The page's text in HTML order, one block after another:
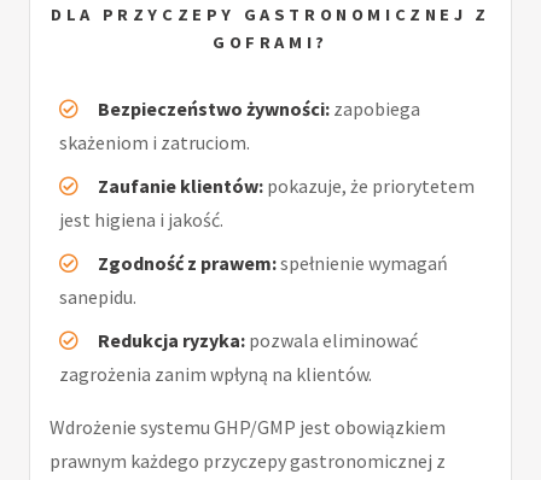
DLA PRZYCZEPY GASTRONOMICZNEJ Z
GOFRAMI?
Bezpieczeństwo żywności: zapobiega
skażeniom i zatruciom.
Zaufanie klientów: pokazuje, że priorytetem
jest higiena i jakość.
Zgodność z prawem:spełnienie wymagań
sanepidu.
Redukcja ryzyka: pozwala eliminować
zagrożenia zanim wpłyną na klientów.
Wdrożenie systemu GHP/GMP jest obowiązkiem
prawnym każdego przyczepy gastronomicznej z